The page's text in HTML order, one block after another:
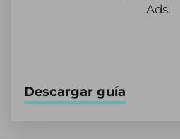
Ads.
Descargar guía